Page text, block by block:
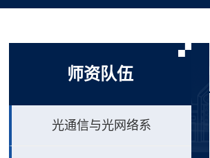
师资队伍
光通信与光网络系